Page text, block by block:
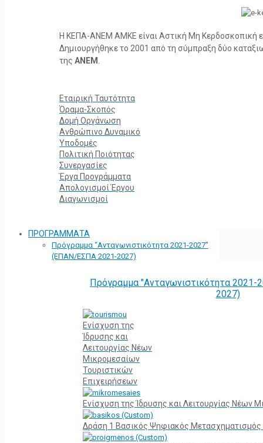
Η ΚΕΠΑ-ΑΝΕΜ ΑΜΚΕ είναι Αστική Μη Κερδοσκοπική
Δημιουργήθηκε το 2001 από τη σύμπραξη δύο
της ΑΝΕΜ
Εταιρική Ταυτότητα
Όραμα-Σκοπός
Δομή Οργάνωση
Ανθρώπινο Δυναμικό
Υποδομές
Πολιτική Ποιότητας
Συνεργασίες
Έργα Προγράμματα
Απολογισμοί Έργου
Διαγωνισμοί
ΠΡΟΓΡΑΜΜΑΤΑ
Πρόγραμμα “Ανταγωνιστικότητα 2021-2027”
(ΕΠΑΝ/ΕΣΠΑ 2021-2027)
Πρόγραμμα "Ανταγωνιστικότητα
2027)
Ενίσχυση της
Ίδρυσης και
Λειτουργίας Νέων
Μικρομεσαίων
Τουριστικών
Επιχειρήσεων
Ενίσχυση της Ίδρυσης και Λειτουργίας Νέων
Δράση 1 Βασικός Ψηφιακός